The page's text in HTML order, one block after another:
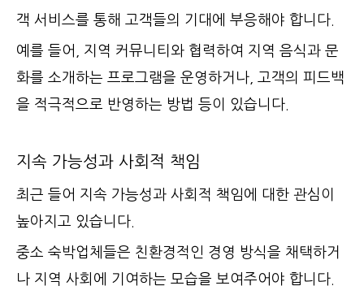
객 서비스를 통해 고객들의 기대에 부응해야 합니다.
예를 들어, 지역 커뮤니티와 협력하여 지역 음식과 문
화를 소개하는 프로그램을 운영하거나, 고객의 피드백
을 적극적으로 반영하는 방법 등이 있습니다.
지속 가능성과 사회적 책임
최근 들어 지속 가능성과 사회적 책임에 대한 관심이
높아지고 있습니다.
중소 숙박업체들은 친환경적인 경영 방식을 채택하거
나 지역 사회에 기여하는 모습을 보여주어야 합니다.